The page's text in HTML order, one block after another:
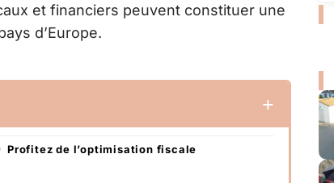
et financiers peuvent constituer une
d’Europe.
Profitez de l’optimisation fiscale